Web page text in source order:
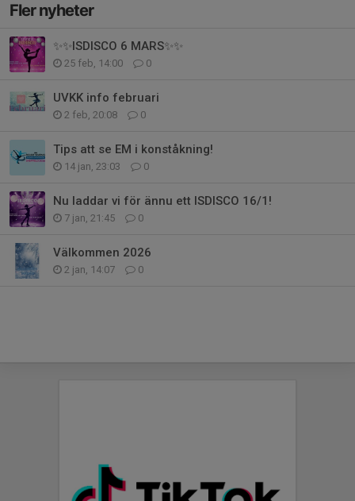
Fler nyheter
✨️✨️ISDISCO 6 MARS✨️✨️
25 feb, 14:00 0
UVKK info februari
2 feb, 20:08 0
Tips att se EM i konståkning!
14 jan, 23:03 0
Nu laddar vi för ännu ett ISDISCO 16/1!
7 jan, 21:45 0
Välkommen 2026
2 jan, 14:07 0